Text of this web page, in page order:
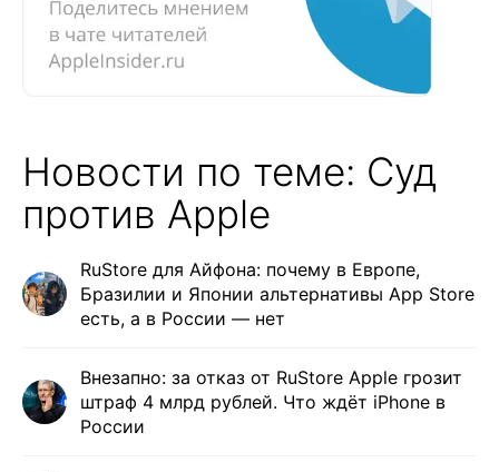
Новости по теме: Суд
против Apple
RuStore для Айфона: почему в Европе,
Бразилии и Японии альтернативы App Store
есть, а в России — нет
Внезапно: за отказ от RuStore Apple грозит
штраф 4 млрд рублей. Что ждёт iPhone в
России